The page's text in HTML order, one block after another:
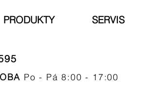
PRODUKTY SERVIS
595​
Po - Pá 8:00 - 17:00